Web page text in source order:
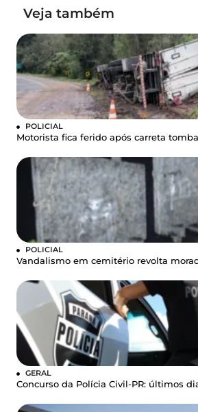
Veja também
POLICIAL
Motorista fica ferido após carreta
POLICIAL
Vandalismo em cemitério revolta
GERAL
Concurso da Polícia Civil-PR: últimos